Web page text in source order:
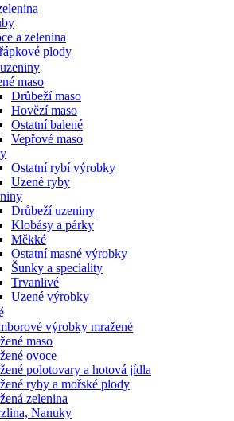
a zelenina
plody
maso
Drůbeží maso
Hovězí maso
Ostatní balené
Vepřové maso
Ostatní rybí výrobky
Uzené ryby
Drůbeží uzeniny
Klobásy a párky
Měkké
Ostatní masné výrobky
Šunky a speciality
Trvanlivé
Uzené výrobky
výrobky mražené
maso
ovoce
polotovary a hotová jídla
ryby a mořské plody
zelenina
Nanuky